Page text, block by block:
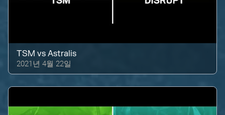
TSM vsAstralis
2021년 4월 22일